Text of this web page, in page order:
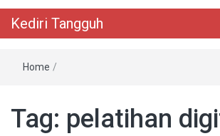
Kediri Tangguh
Home /
Tag: pelatihan